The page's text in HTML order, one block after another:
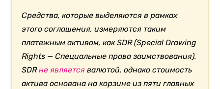
Средства, которые выделяются в рамках
этого соглашения, измеряются таким
платежным активом, как SDR (Special Drawing
Rights — Специальные права заимствования).
SDRне является валютой, однако стоимость
актива основана на корзине из пяти главных